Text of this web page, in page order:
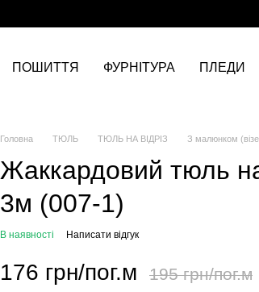
ПОШИТТЯ ФУРНІТУРА ПЛЕДИ
Головна ТЮЛЬ ТЮЛЬ НА ВІДРІЗ З малюнком
Жаккардовий тюль
3м (007-1)
В наявності Написати відгук
176 грн/пог.м 195 грн/пог.м